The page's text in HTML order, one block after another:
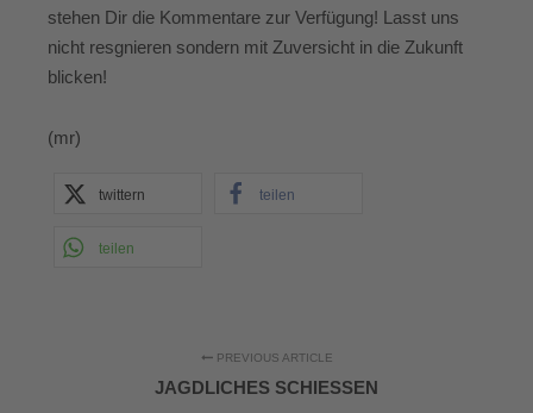
stehen Dir die Kommentare zur Verfügung! Lasst uns
nicht resgnieren sondern mit Zuversicht in die Zukunft
blicken!
(mr)
twittern teilen
teilen
PREVIOUS ARTICLE
JAGDLICHES SCHIESSEN